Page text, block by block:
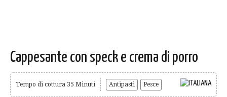
Cappesante con speck e crema di porro
Tempo di cottura 35 Minuti Antipasti Pesce